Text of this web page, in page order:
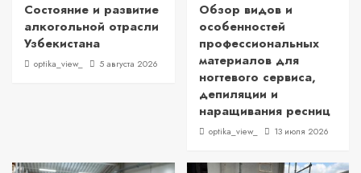
Состояние и развитие
алкогольной отрасли
Узбекистана
optika_view_ 5 августа 2026
Обзор видов и
особенностей
профессиональных
материалов для
ногтевого сервиса,
депиляции и
наращивания ресниц
optika_view_ 13 июля 2026